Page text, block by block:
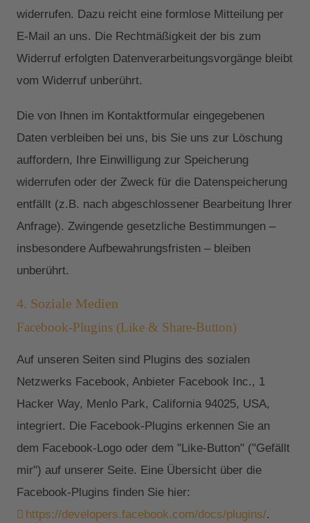
widerrufen. Dazu reicht eine formlose Mitteilung per
E-Mail an uns. Die Rechtmäßigkeit der bis zum
Widerruf erfolgten Datenverarbeitungsvorgänge bleibt
vom Widerruf unberührt.
Die von Ihnen im Kontaktformular eingegebenen
Daten verbleiben bei uns, bis Sie uns zur Löschung
auffordern, Ihre Einwilligung zur Speicherung
widerrufen oder der Zweck für die Datenspeicherung
entfällt (z.B. nach abgeschlossener Bearbeitung Ihrer
Anfrage). Zwingende gesetzliche Bestimmungen –
insbesondere Aufbewahrungsfristen – bleiben
unberührt.
4. Soziale Medien
Facebook-Plugins (Like & Share-Button)
Auf unseren Seiten sind Plugins des sozialen
Netzwerks Facebook, Anbieter Facebook Inc., 1
Hacker Way, Menlo Park, California 94025, USA,
integriert. Die Facebook-Plugins erkennen Sie an
dem Facebook-Logo oder dem "Like-Button" ("Gefällt
mir") auf unserer Seite. Eine Übersicht über die
Facebook-Plugins finden Sie hier:
https://developers.facebook.com/docs/plugins/.